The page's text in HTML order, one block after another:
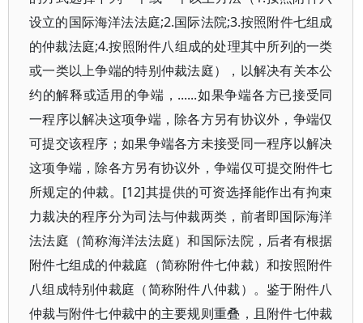
设立的国际海洋法法庭;2.国际法院;3.按照附件七组成
的仲裁法庭;4.按照附件八组成的处理其中所列的一类
或一类以上争端的特别仲裁法庭），以解决有关本公
约的解释或适用的争端，......如果争端各方已接受同
一程序以解决这项争端，除各方另有协议外，争端仅
可提交该程序；如果争端各方未接受同一程序以解决
这项争端，除各方另有协议外，争端仅可提交附件七
所规定的仲裁。[12]其提供的可资选择能作出有拘束
力裁决的程序分为司法与仲裁两类，前者即国际海洋
法法庭（简称海洋法法庭）和国际法院，后者有根据
附件七组成的仲裁庭（简称附件七仲裁）和按照附件
八组成特别仲裁庭（简称附件八仲裁）。鉴于附件八
仲裁与附件七仲裁中的主要规则重叠，且附件七仲裁